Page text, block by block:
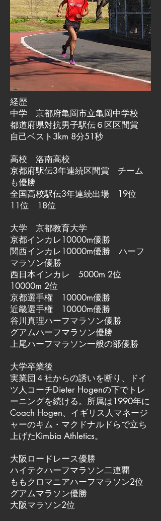
経歴
中学 京都府亀岡市立亀岡中学校
都道府県対抗男子駅伝６区区間賞
自己ベスト3km 8分51秒
高校 洛南高校
京都府駅伝3年連続区間賞 チーム
も優勝
全国高校駅伝3年連続出場 19位
11位 18位
大学 京都教育大学
京都インカレ10000m優勝
関西インカレ10000m優勝 ハーフ
マラソン優勝
西日本インカレ 5000m 2位
10000m 2位
京都選手権 10000m優勝
近畿選手権 10000m優勝
谷川真理ハーフマラソン優勝
グアムハーフマラソン優勝
上尾ハーフマラソン一般の部優勝
大学卒業後
実業団４社からの誘いを断り、ドイ
ツ人コーチDieter Hogenの下でトレ
ーニングを続ける。所属は1990年に
Coach Hogen、イギリス人マネージ
ャーのキム・マクドナルドらで立ち
上げたKimbia Athletics。
大阪ロードレース優勝
ハイテクハーフマラソン二連覇
ももクロマニアハーフマラソン2位
グアムマラソン優勝
大阪マラソン2位